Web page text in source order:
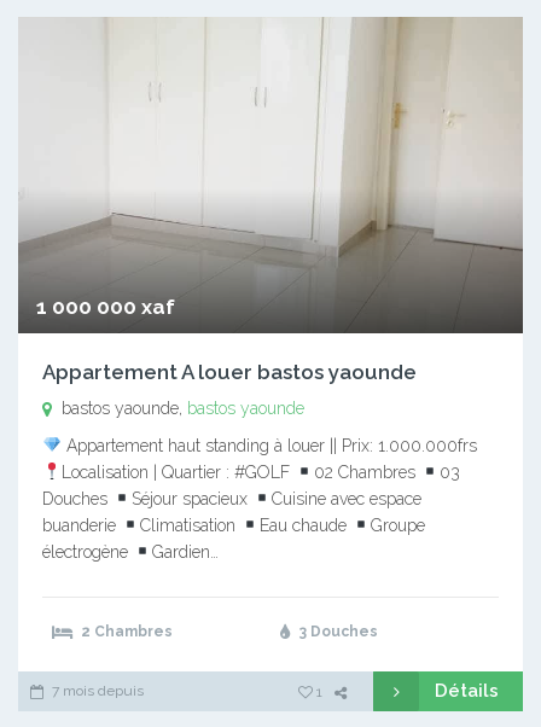
1 000 000 xaf
Appartement A louer bastos yaounde
bastos yaounde, bastos yaounde
Appartement haut standing à louer || Prix: 1.000.000frs
Localisation | Quartier : #GOLF
02 Chambres
03
Douches
Séjour spacieux
Cuisine avec espace
buanderie
Climatisation Eau chaude
Groupe
électrogène
Gardien…
2 Chambres 3 Douches
7 mois depuis 1 Détails